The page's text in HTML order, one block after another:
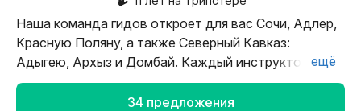
Наша команда гидов откроет для вас Сочи, Адлер,
Красную Поляну, а также Северный Кавказ:
Адыгею, Архыз и Домбай. Каждый инструктор-
проводник — это человек, который прочитал
множество книг о природе края, истории,
ещё
34 предложения